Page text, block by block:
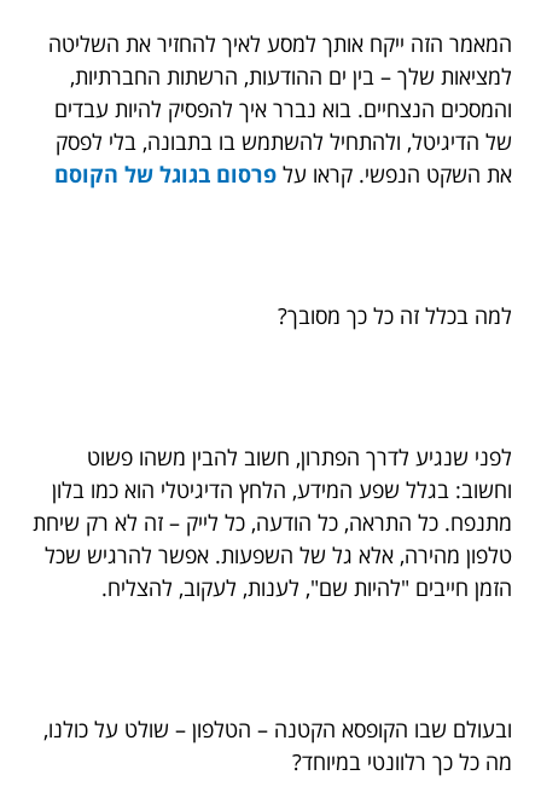
המאמר הזה ייקח אותך למסע לאיך להחזיר את השליטה
למציאות שלך – בין ים ההודעות, הרשתות החברתיות,
והמסכים הנצחיים. בוא נברר איך להפסיק להיות עבדים
של הדיגיטל, ולהתחיל להשתמש בו בתבונה, בלי לפסק
את השקט הנפשי. קראו על פרסום בגוגל של הקוסם
למה בכלל זה כל כך מסובך?
לפני שנגיע לדרך הפתרון, חשוב להבין משהו פשוט
וחשוב: בגלל שפע המידע, הלחץ הדיגיטלי הוא כמו בלון
מתנפח. כל התראה, כל הודעה, כל לייק – זה לא רק שיחת
טלפון מהירה, אלא גל של השפעות. אפשר להרגיש שכל
הזמן חייבים "להיות שם", לענות, לעקוב, להצליח.
ובעולם שבו הקופסא הקטנה – הטלפון – שולט על כולנו,
מה כל כך רלוונטי במיוחד?